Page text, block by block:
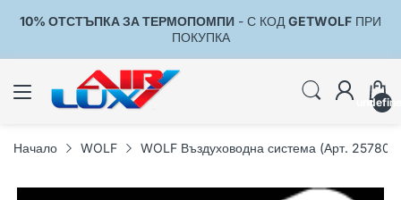
10% ОТСТЪПКА ЗА ТЕРМОПОМПИ - С КОД GETWOLF ПРИ
ПОКУПКА
Начало WOLF WOLF Въздуховодна система (Арт.